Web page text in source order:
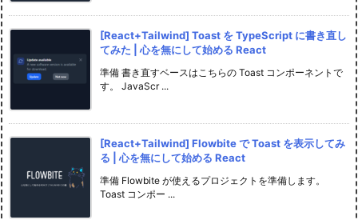
[React+Tailwind] Toast を TypeScript に書き直し
てみた | 心を無にして始める React
準備 書き直すベースはこちらの Toast コンポーネントで
す。 JavaScr ...
[React+Tailwind] Flowbite で Toast を表示してみ
る | 心を無にして始める React
準備 Flowbite が使えるプロジェクトを準備します。
Toast コンポー ...